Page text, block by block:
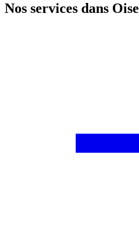
Nos services dans Oise